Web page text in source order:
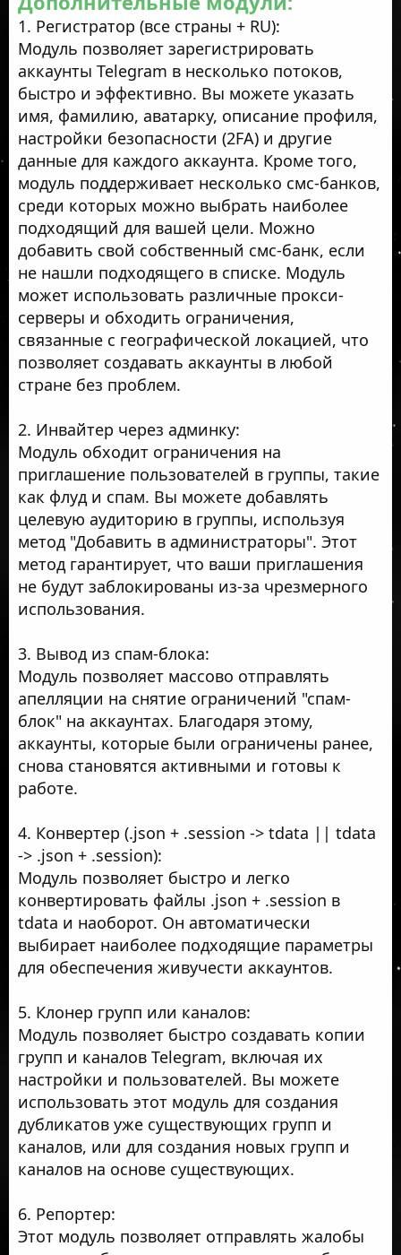
1. Регистратор (все страны + RU):
Модуль позволяет зарегистрировать
аккаунты Telegram в несколько потоков,
быстро и эффективно. Вы можете указать
имя, фамилию, аватарку, описание профиля,
настройки безопасности (2FA) и другие
данные для каждого аккаунта. Кроме того,
модуль поддерживает несколько смс-банков,
среди которых можно выбрать наиболее
подходящий для вашей цели. Можно
добавить свой собственный смс-банк, если
не нашли подходящего в списке. Модуль
может использовать различные прокси-
серверы и обходить ограничения,
связанные с географической локацией, что
позволяет создавать аккаунты в любой
стране без проблем.
2. Инвайтер через админку:
Модуль обходит ограничения на
приглашение пользователей в группы, такие
как флуд и спам. Вы можете добавлять
целевую аудиторию в группы, используя
метод "Добавить в администраторы". Этот
метод гарантирует, что ваши приглашения
не будут заблокированы из-за чрезмерного
использования.
3. Вывод из спам-блока:
Модуль позволяет массово отправлять
апелляции на снятие ограничений "спам-
блок" на аккаунтах. Благодаря этому,
аккаунты, которые были ограничены ранее,
снова становятся активными и готовы к
работе.
4. Конвертер (.json + .session -> tdata || tdata
-> .json + .session):
Модуль позволяет быстро и легко
конвертировать файлы .json + .session в
tdata и наоборот. Он автоматически
выбирает наиболее подходящие параметры
для обеспечения живучести аккаунтов.
5. Клонер групп или каналов:
Модуль позволяет быстро создавать копии
групп и каналов Telegram, включая их
настройки и пользователей. Вы можете
использовать этот модуль для создания
дубликатов уже существующих групп и
каналов, или для создания новых групп и
каналов на основе существующих.
6. Репортер:
Этот модуль позволяет отправлять жалобы